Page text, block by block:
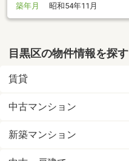
築年月
昭和54年11月
目黒区の物件情報を探す
賃貸
中古マンション
新築マンション